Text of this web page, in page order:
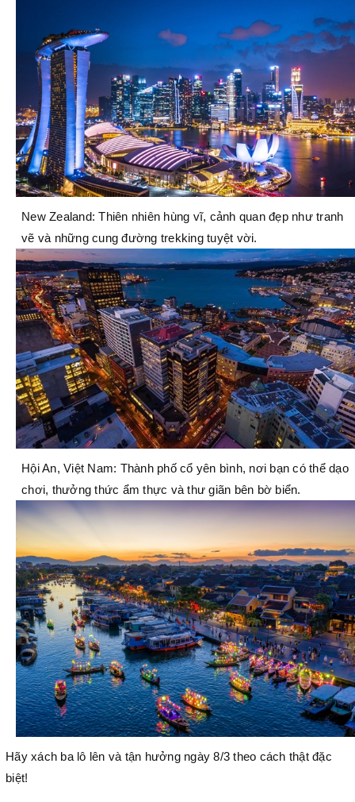
New Zealand: Thiên nhiên hùng vĩ, cảnh quan đẹp như tranh
vẽ và những cung đường trekking tuyệt vời.
Hội An, Việt Nam: Thành phố cổ yên bình, nơi bạn có thể dạo
chơi, thưởng thức ẩm thực và thư giãn bên bờ biển.
Hãy xách ba lô lên và tận hưởng ngày 8/3 theo cách thật đặc
biệt!